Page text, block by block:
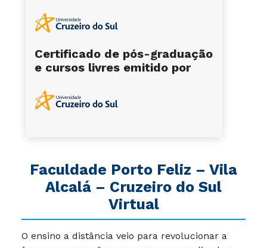
Faculdade Porto Feliz – Vila
Alcalá – Cruzeiro do Sul
Virtual
O ensino a distância veio para revolucionar a
Certificado de pós-graduação
e cursos livres emitido por